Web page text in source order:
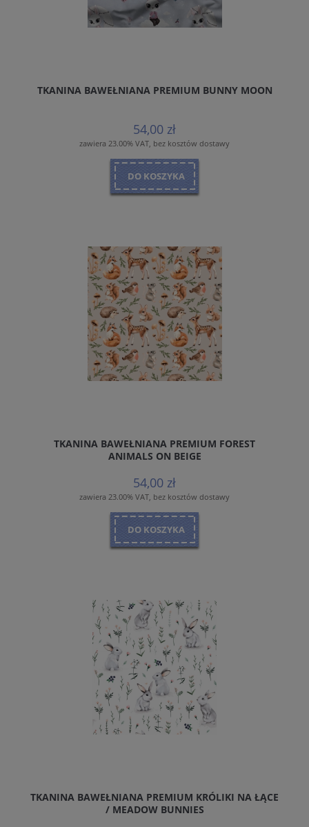
TKANINA BAWEŁNIANA PREMIUM BUNNY MOON
54,00 zł
zawiera 23.00% VAT, bez kosztów dostawy
DO KOSZYKA
TKANINA BAWEŁNIANA PREMIUM FOREST
ANIMALS ON BEIGE
54,00 zł
zawiera 23.00% VAT, bez kosztów dostawy
DO KOSZYKA
TKANINA BAWEŁNIANA PREMIUM KRÓLIKI NA ŁĄCE
/ MEADOW BUNNIES